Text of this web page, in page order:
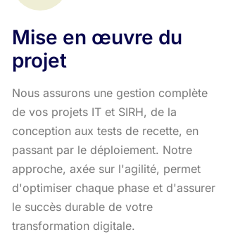
Mise en œuvre du
projet
Nous assurons une gestion complète
de vos projets IT et SIRH, de la
conception aux tests de recette, en
passant par le déploiement. Notre
approche, axée sur l'agilité, permet
d'optimiser chaque phase et d'assurer
le succès durable de votre
transformation digitale.